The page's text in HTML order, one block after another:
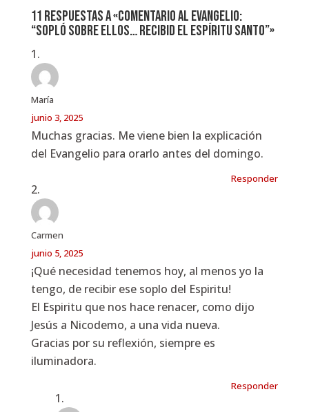
11 respuestas a «Comentario al Evangelio:
“Sopló sobre ellos… recibid el Espíritu Santo”»
María
junio 3, 2025
Muchas gracias. Me viene bien la explicación
del Evangelio para orarlo antes del domingo.
Responder
Carmen
junio 5, 2025
¡Qué necesidad tenemos hoy, al menos yo la
tengo, de recibir ese soplo del Espiritu!
El Espiritu que nos hace renacer, como dijo
Jesús a Nicodemo, a una vida nueva.
Gracias por su reflexión, siempre es
iluminadora.
Responder